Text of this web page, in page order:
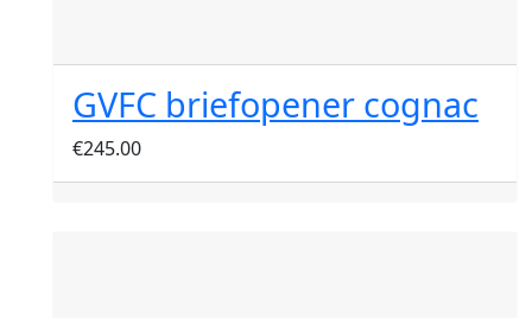
GVFC briefopener cognac
€245.00